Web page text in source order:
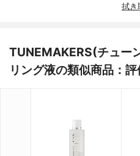
拭き
TUNEMAKERS(チュー
リング液の類似商品：